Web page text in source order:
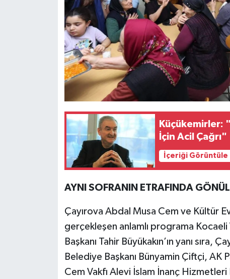
Küçükemirler:
İçin Acil Çağrı"
İçeriği Görüntüle
AYNI SOFRANIN ETRAFINDA
Çayırova Abdal Musa Cem ve Kültür
gerçekleşen anlamlı programa
Başkanı Tahir Büyükakın’ın yanı sıra,
Belediye Başkanı Bünyamin Çiftçi, AK
Cem Vakfı Alevi İslam İnanç Hizmetleri